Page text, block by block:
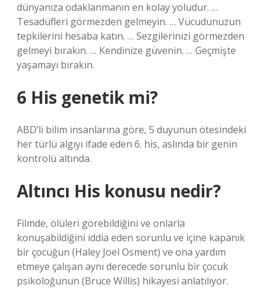
dünyanıza odaklanmanın en kolay yoludur. …
Tesadüfleri görmezden gelmeyin. … Vücudunuzun
tepkilerini hesaba katın. … Sezgilerinizi görmezden
gelmeyi bırakın. … Kendinize güvenin. … Geçmişte
yaşamayı bırakın.
6 His genetik mi?
ABD’li bilim insanlarına göre, 5 duyunun ötesindeki
her türlü algıyı ifade eden 6. his, aslında bir genin
kontrolü altında.
Altıncı His konusu nedir?
Filmde, ölüleri görebildiğini ve onlarla
konuşabildiğini iddia eden sorunlu ve içine kapanık
bir çocuğun (Haley Joel Osment) ve ona yardım
etmeye çalışan aynı derecede sorunlu bir çocuk
psikoloğunun (Bruce Willis) hikayesi anlatılıyor.